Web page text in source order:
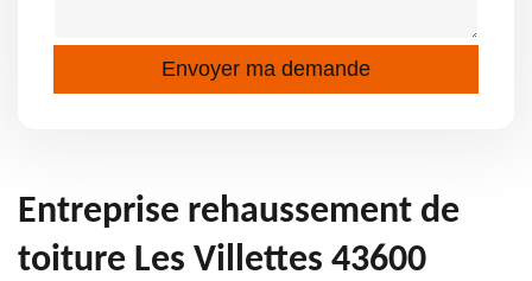
Entreprise rehaussement de
toiture Les Villettes 43600